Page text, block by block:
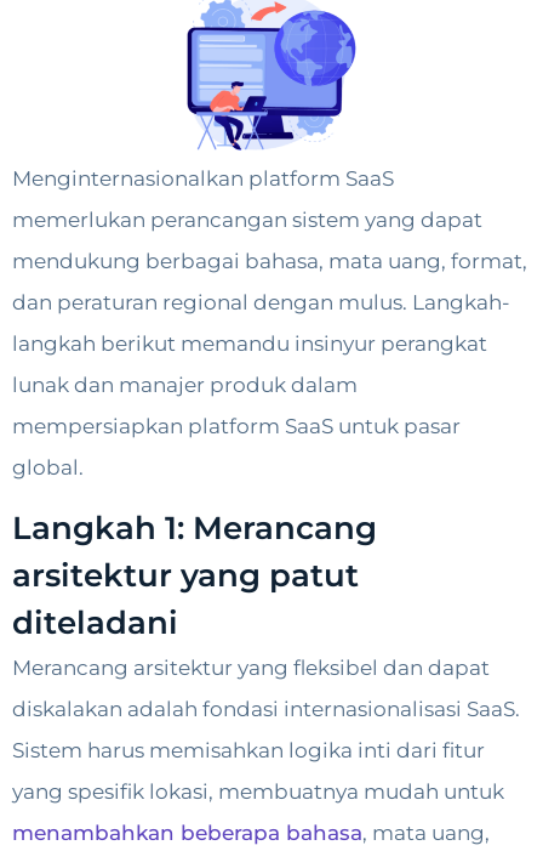
Menginternasionalkan platform SaaS
memerlukan perancangan sistem yang dapat
mendukung berbagai bahasa, mata uang, format,
dan peraturan regional dengan mulus. Langkah-
langkah berikut memandu insinyur perangkat
lunak dan manajer produk dalam
mempersiapkan platform SaaS untuk pasar
global.
Langkah 1: Merancang
arsitektur yang patut
diteladani
Merancang arsitektur yang fleksibel dan dapat
diskalakan adalah fondasi internasionalisasi SaaS.
Sistem harus memisahkan logika inti dari fitur
yang spesifik lokasi, membuatnya mudah untuk
menambahkan beberapa bahasa, mata uang,